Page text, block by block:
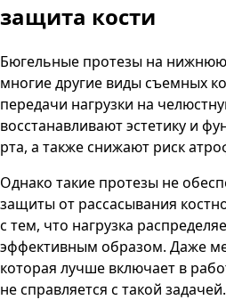
защита кости
Бюгельные протезы на
многие другие виды съемных
передачи нагрузки на
восстанавливают эстетику и
рта, а также снижают риск
Однако такие протезы не
защиты от рассасывания
с тем, что нагрузка
эффективным образом. Даже
которая лучше включает в
не справляется с такой задачей.